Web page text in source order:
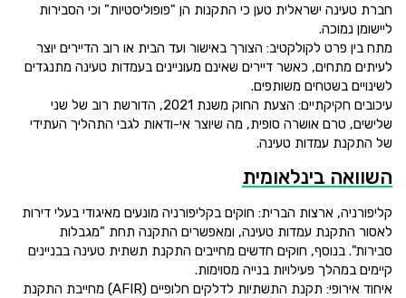
חברת טעינה ישראלית טען כי התקנות הן "פופוליסטיות" וכי הסבירות
ליישומן נמוכה.
מתח בין פרט לקולקטיב: הצורך באישור ועד הבית או רוב הדיירים יוצר
לעיתים מתחים, כאשר דיירים שאינם מעוניינים בעמדות טעינה מתנגדים
לשינויים בשטחים משותפים.
עיכובים חקיקתיים: הצעת החוק משנת 2021, הדורשת רוב של שני
שלישים, טרם אושרה סופית, מה שיוצר אי-ודאות לגבי התהליך העתידי
של התקנת עמדות טעינה.
השוואה בינלאומית
קליפורניה, ארצות הברית: חוקים בקליפורניה מונעים מאיגודי בעלי דירות
לאסור התקנת עמדות טעינה, ומאפשרים התקנה תחת "מגבלות
סבירות". בנוסף, חוקים חדשים מחייבים התקנת תשתית טעינה בבניינים
קיימים במהלך פעילויות בנייה מסוימות.
איחוד אירופי: תקנת התשתיות לדלקים חלופיים (AFIR) מחייבת התקנת